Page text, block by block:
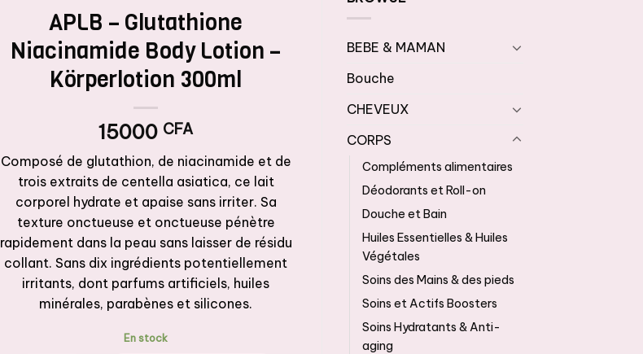
BEBE & MAMAN
Bouche
CHEVEUX
CORPS
Compléments alimentaires
Déodorants et Roll-on
Douche et Bain
Huiles Essentielles & Huiles
Végétales
Soins des Mains & des pieds
Soins et Actifs Boosters
Soins Hydratants & Anti-
aging
APLB – Glutathione
Niacinamide Body Lotion –
Körperlotion 300ml
15000 CFA
Composé de glutathion, de niacinamide et de
trois extraits de centella asiatica, ce lait
corporel hydrate et apaise sans irriter. Sa
texture onctueuse et onctueuse pénètre
rapidement dans la peau sans laisser de résidu
collant. Sans dix ingrédients potentiellement
irritants, dont parfums artificiels, huiles
minérales, parabènes et silicones.
En stock